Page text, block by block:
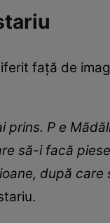
față de
prins. P e
să-i facă
după care